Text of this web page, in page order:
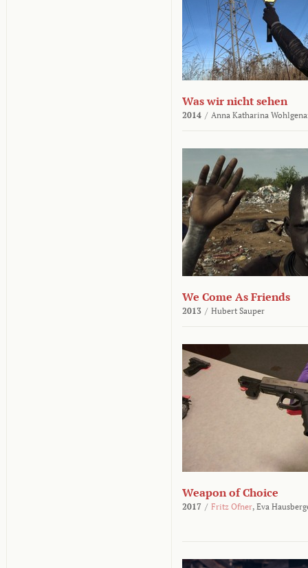
Was wir nicht sehen
2014 / Anna Katharina
We Come As Friends
2013 / Hubert Sauper
Weapon of Choice
2017 / Fritz Ofner, Eva